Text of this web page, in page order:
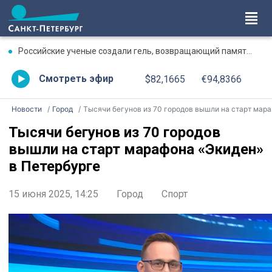
Российские ученые создали гель, возвращающий память после травмы
Смотреть эфир $82,1665 €94,8366
Новости Город Тысячи бегунов из 70 городов вышли на старт марафона «Экиден» в Петербурге
Тысячи бегунов из 70 городов
вышли на старт марафона «Экиден»
в Петербурге
15 июня 2025, 14:25 Город Спорт